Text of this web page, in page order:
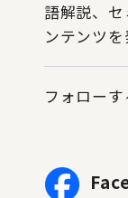
語解説、
ンテンツを
フォローす